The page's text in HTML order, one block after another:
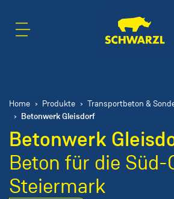
Home Produkte Transportbeton &
Betonwerk Gleisdorf
Betonwerk
Beton für die Süd-
Steiermark